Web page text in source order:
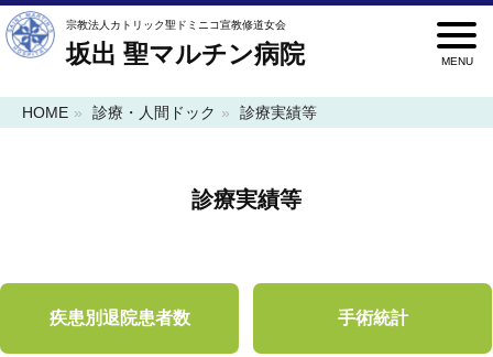
宗教法人カトリック聖ドミニコ宣教修道女会
坂出 聖マルチン病院
HOME 診療・人間ドック 診療実績等
診療実績等
疾患別退院患者数 手術統計